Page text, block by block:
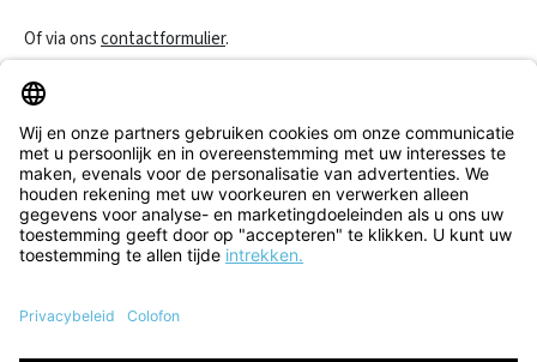
Of via onscontactformulier.
Klantenservice
Informatie